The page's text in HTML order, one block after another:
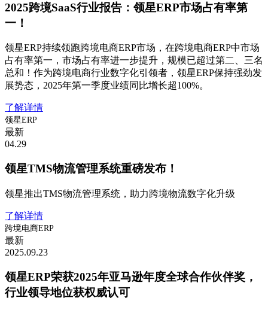
2025跨境SaaS行业报告：领星ERP市场占有率第
一！
领星ERP持续领跑跨境电商ERP市场，在跨境电商ERP中市场
占有率第一，市场占有率进一步提升，规模已超过第二、三名
总和！作为跨境电商行业数字化引领者，领星ERP保持强劲发
展势态，2025年第一季度业绩同比增长超100%。
了解详情
领星ERP
最新
04.29
领星TMS物流管理系统重磅发布！
领星推出TMS物流管理系统，助力跨境物流数字化升级
了解详情
跨境电商ERP
最新
2025.09.23
领星ERP荣获2025年亚马逊年度全球合作伙伴奖，
行业领导地位获权威认可